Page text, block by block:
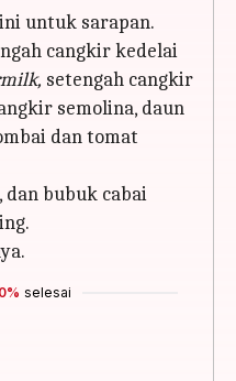
untuk sarapan.
cangkir kedelai
setengah cangkir
semolina, daun
dan tomat
, dan bubuk cabai
selesai